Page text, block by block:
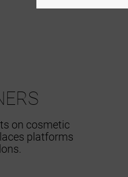
on cosmetic
platforms